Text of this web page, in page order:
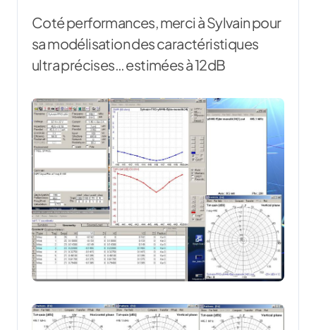
Coté performances, merci à Sylvain pour
sa modélisation des caractéristiques
ultra précises… estimées à 12dB